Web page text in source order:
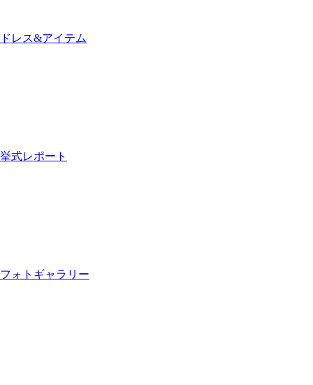
ドレス&アイテム
挙式レポート
フォトギャラリー